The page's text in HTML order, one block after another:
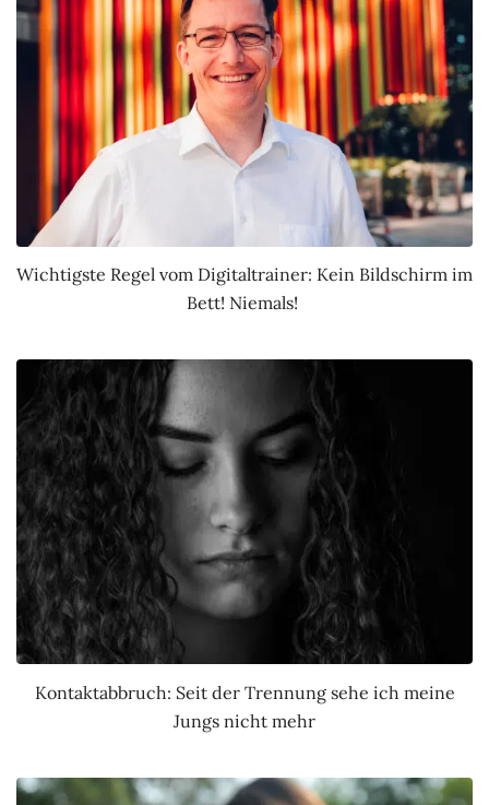
Wichtigste Regel vom Digitaltrainer: Kein Bildschirm im
Bett! Niemals!
Kontaktabbruch: Seit der Trennung sehe ich meine
Jungs nicht mehr